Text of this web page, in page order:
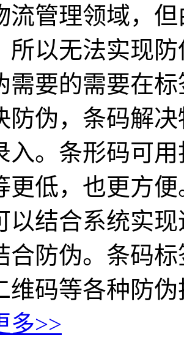
流管理领域，
所以无法实现
需要的需要在
防伪，条码解
入。条形码可
更低，也更方
以结合系统实
合防伪。条码
维码等各种防
多>>